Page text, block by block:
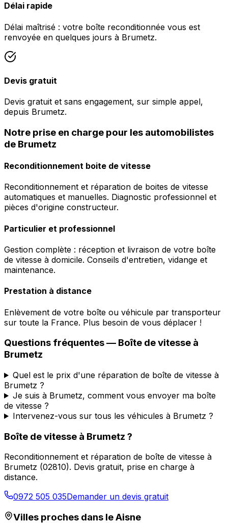
Délai rapide
Délai maîtrisé : votre boîte reconditionnée vous est
renvoyée en quelques jours à Brumetz.
Devis gratuit
Devis gratuit et sans engagement, sur simple appel,
depuis Brumetz.
Notre prise en charge pour les automobilistes
de Brumetz
Reconditionnement boite de vitesse
Reconditionnement et réparation de boites de vitesse
automatiques et manuelles. Diagnostic professionnel et
pièces d'origine constructeur.
Particulier et professionnel
Gestion complète : réception et livraison de votre boîte
de vitesse à domicile. Conseils d'entretien, vidange et
maintenance.
Prestation à distance
Enlèvement de votre boîte ou véhicule par transporteur
sur toute la France. Plus besoin de vous déplacer !
Questions fréquentes — Boîte de vitesse à
Brumetz
Quel est le prix d'une réparation de boîte de vitesse à
Brumetz ?
Je suis à Brumetz, comment vous envoyer ma boîte
de vitesse ?
Intervenez-vous sur tous les véhicules à Brumetz ?
Boîte de vitesse à Brumetz ?
Reconditionnement et réparation de boîte de vitesse à
Brumetz (02810). Devis gratuit, prise en charge à
distance.
0972 505 035Demander un devis gratuit
Villes proches dans leAisne